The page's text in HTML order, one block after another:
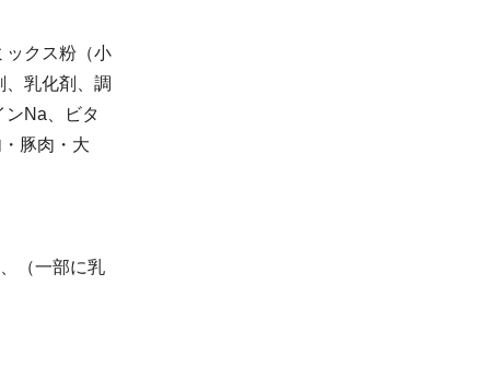
ックス粉（小
乳化剤、調
ンNa、ビタ
豚肉・大
（一部に乳